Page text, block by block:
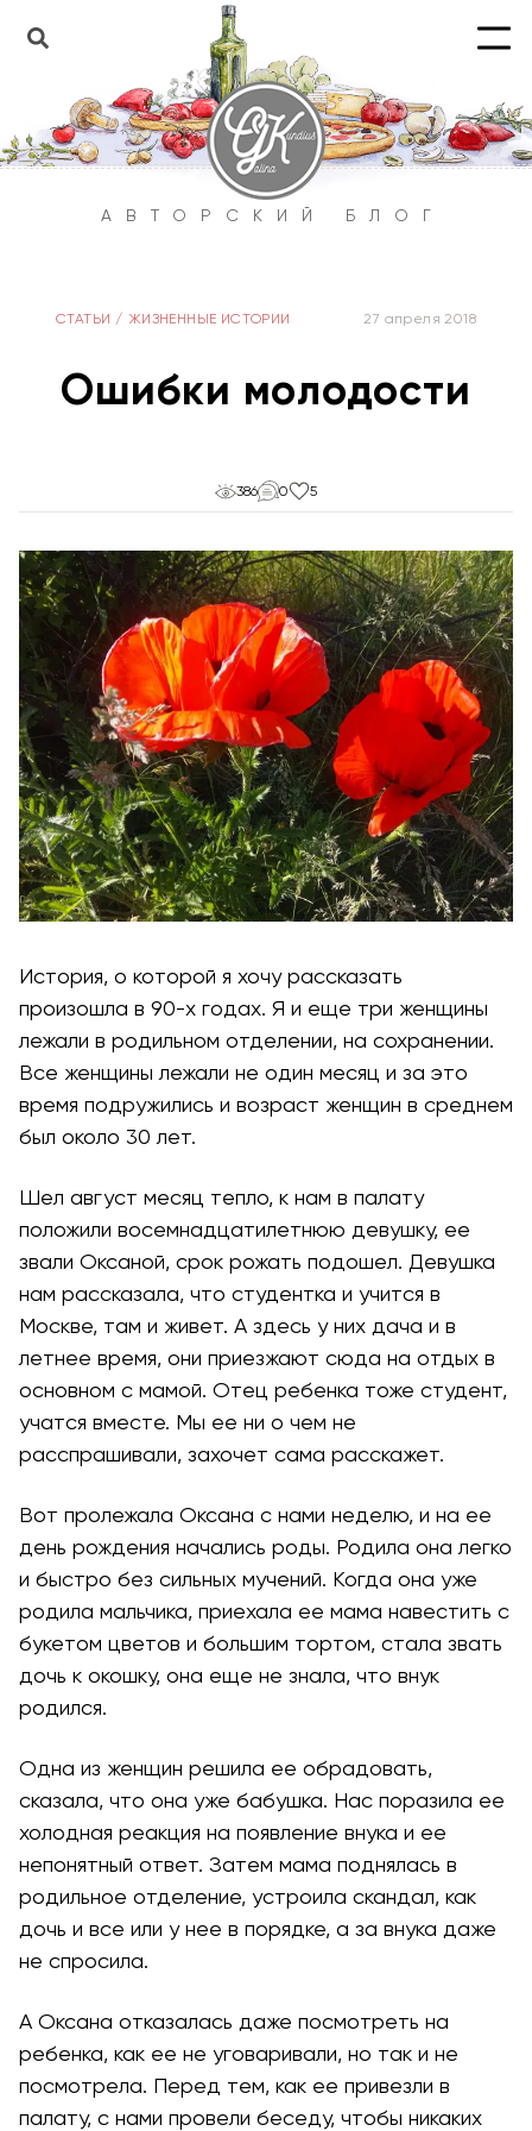
АВТОРСКИЙ БЛОГ
СТАТЬИ / ЖИЗНЕННЫЕ ИСТОРИИ 27 апреля 2018
Ошибки молодости
386 0 5
История, о которой я хочу рассказать
произошла в 90-х годах. Я и еще три женщины
лежали в родильном отделении, на сохранении.
Все женщины лежали не один месяц и за это
время подружились и возраст женщин в среднем
был около 30 лет.
Шел август месяц тепло, к нам в палату
положили восемнадцатилетнюю девушку, ее
звали Оксаной, срок рожать подошел. Девушка
нам рассказала, что студентка и учится в
Москве, там и живет. А здесь у них дача и в
летнее время, они приезжают сюда на отдых в
основном с мамой. Отец ребенка тоже студент,
учатся вместе. Мы ее ни о чем не
расспрашивали, захочет сама расскажет.
Вот пролежала Оксана с нами неделю, и на ее
день рождения начались роды. Родила она легко
и быстро без сильных мучений. Когда она уже
родила мальчика, приехала ее мама навестить с
букетом цветов и большим тортом, стала звать
дочь к окошку, она еще не знала, что внук
родился.
Одна из женщин решила ее обрадовать,
сказала, что она уже бабушка. Нас поразила ее
холодная реакция на появление внука и ее
непонятный ответ. Затем мама поднялась в
родильное отделение, устроила скандал, как
дочь и все или у нее в порядке, а за внука даже
не спросила.
А Оксана отказалась даже посмотреть на
ребенка, как ее не уговаривали, но так и не
посмотрела. Перед тем, как ее привезли в
палату, с нами провели беседу, чтобы никаких